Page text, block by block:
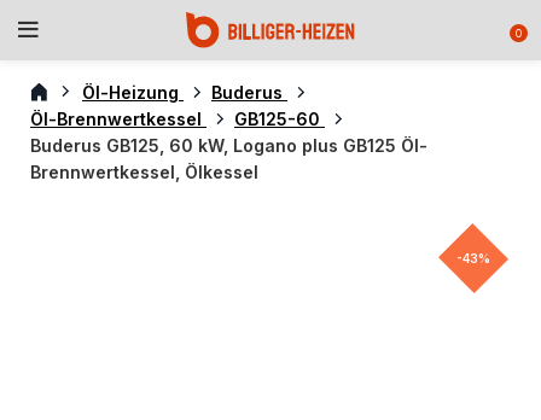
0
Öl-Heizung
Buderus
Öl-Brennwertkessel
GB125-60
Buderus GB125, 60 kW, Logano plus GB125 Öl-
Brennwertkessel, Ölkessel
-43%